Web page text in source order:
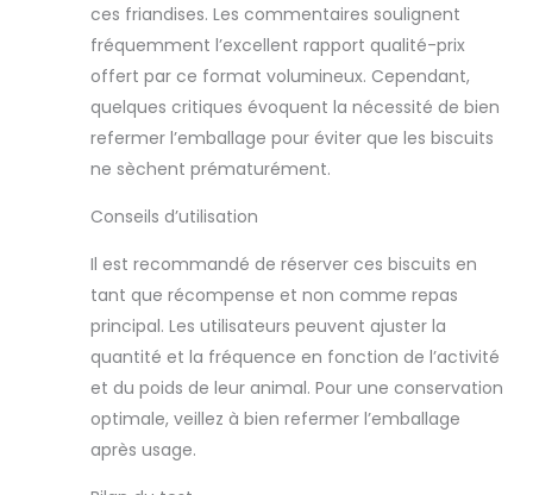
ces friandises. Les commentaires soulignent
fréquemment l’excellent rapport qualité-prix
offert par ce format volumineux. Cependant,
quelques critiques évoquent la nécessité de bien
refermer l’emballage pour éviter que les biscuits
ne sèchent prématurément.
Conseils d’utilisation
Il est recommandé de réserver ces biscuits en
tant que récompense et non comme repas
principal. Les utilisateurs peuvent ajuster la
quantité et la fréquence en fonction de l’activité
et du poids de leur animal. Pour une conservation
optimale, veillez à bien refermer l’emballage
après usage.